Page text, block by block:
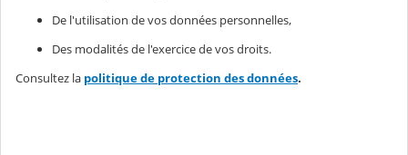
De l'utilisation de vos données personnelles,
Des modalités de l'exercice de vos droits.
Consultez la politique de protection des données.